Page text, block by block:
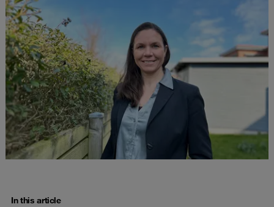
In this article